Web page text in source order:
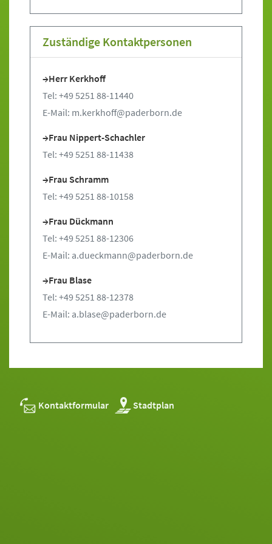
Zuständige Kontaktpersonen
Herr Kerkhoff
Tel: +49 5251 88-11440
E-Mail: m.kerkhoff@paderborn.de
Frau Nippert-Schachler
Tel: +49 5251 88-11438
Frau Schramm
Tel: +49 5251 88-10158
Frau Dückmann
Tel: +49 5251 88-12306
E-Mail: a.dueckmann@paderborn.de
Frau Blase
Tel: +49 5251 88-12378
E-Mail: a.blase@paderborn.de
Kontaktformular Stadtplan